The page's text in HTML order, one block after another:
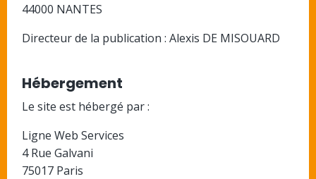
44000 NANTES
Directeur de la publication : Alexis DE MISOUARD
Hébergement
Le site est hébergé par :
Ligne Web Services
4 Rue Galvani
75017 Paris